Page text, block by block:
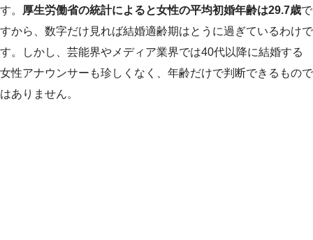
す。 厚生労働省の統計によると女性の平均初婚年齢は29.7歳で
すから、数字だけ見れば結婚適齢期はとうに過ぎているわけで
す。しかし、芸能界やメディア業界では40代以降に結婚する
女性アナウンサーも珍しくなく、年齢だけで判断できるもので
はありません。